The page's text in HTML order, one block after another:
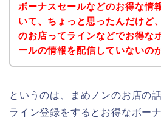
ボーナスセールなどのお得な情
いて、ちょっと思ったんだけど
のお店ってラインなどでお得な
ールの情報を配信していないの
というのは、まめノンのお店の
ライン登録をするとお得なボー